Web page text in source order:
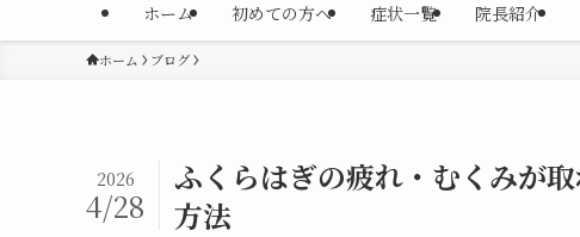
ホーム 初めての方へ 症状一覧 院長紹介
ホーム ブログ
ふくらはぎの疲れ・むくみが
方法
2026
4/28